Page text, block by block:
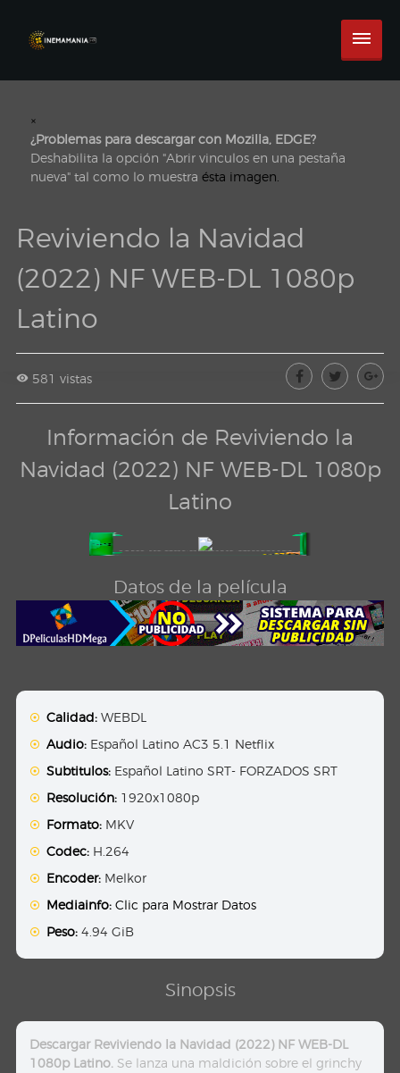
×
¿Problemas para descargar con Mozilla, EDGE?
Deshabilita la opción "Abrir vinculos en una pestaña
nueva" tal como lo muestra ésta imagen.
Reviviendo la Navidad
(2022) NF WEB-DL 1080p
Latino
581 vistas
Información de Reviviendo la
Navidad (2022) NF WEB-DL 1080p
Latino
Datos de la película
Calidad: WEBDL
Audio: Español Latino AC3 5.1 Netflix
Subtitulos: Español Latino SRT- FORZADOS SRT
Resolución: 1920x1080p
Formato: MKV
Codec: H.264
Encoder: Melkor
Mediainfo: Clic para Mostrar Datos
Peso: 4.94 GiB
Sinopsis
Descargar Reviviendo la Navidad (2022) NF WEB-DL
1080p Latino. Se lanza una maldición sobre el grinchy